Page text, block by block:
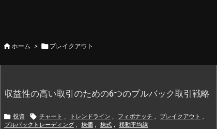
ホーム >  ブレイクアウト
収益性の高い取引のための6つのプルバック取引戦略
 投資  チャート , トレンドライン , フィボナッチ , ブレイクアウト ,
プルバックトレーディング , 株価 , 株式 , 移動平均線